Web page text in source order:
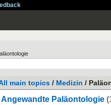
main topics / Medizin /
Angewandte Paläontologie